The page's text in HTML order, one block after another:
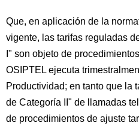
Que, en aplicación de la
vigente, las tarifas reguladas
I" son objeto de
OSIPTEL ejecuta
Productividad; en tanto que la
de Categoría II" de llamadas
de procedimientos de ajuste